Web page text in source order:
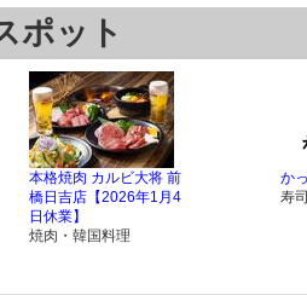
ポット
本格焼肉 カルビ大将 前
橋日吉店【2026年1月4
日休業】
焼肉・韓国料理
か
寿